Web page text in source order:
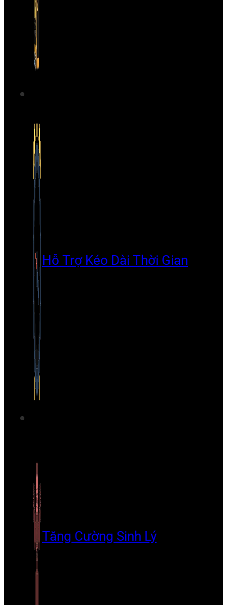
Hỗ Trợ Kéo Dài Thời Gian
Tăng Cường Sinh Lý